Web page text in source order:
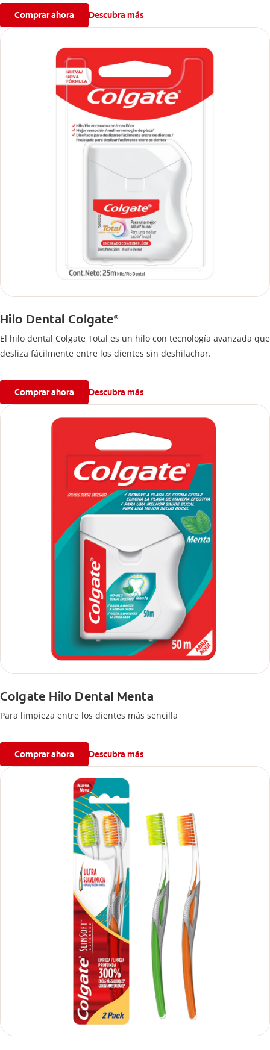
crema de dientes Colgate
alivio instantáneo* y duradero causado por la sensibilidad dental.
*Con aplicación directa, masajeando por un minuto en cada
diente sensible.
Comprar ahora Descubra más
Hilo Dental Colgate®
El hilo dental Colgate Total es un hilo con tecnología avanzada que
desliza fácilmente entre los dientes sin deshilachar.
Comprar ahora Descubra más
Colgate Hilo Dental Menta
Para limpieza entre los dientes más sencilla
Comprar ahora Descubra más